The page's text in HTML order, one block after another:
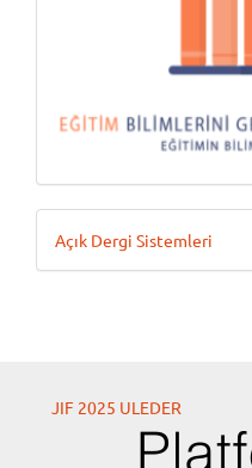
Geliştiren
Açık Dergi Sistemleri
JIF 2025 ULEDER